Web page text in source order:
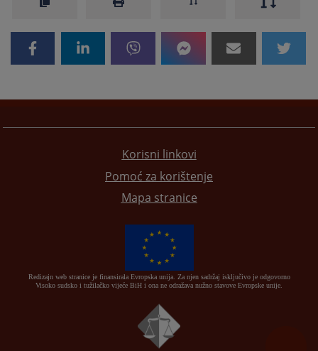
Korisni linkovi
Pomoć za korištenje
Mapa stranice
Redizajn web stranice je finansirala Evropska unija. Za njen sadržaj isključivo je odgovorno
Visoko sudsko i tužilačko vijeće BiH i ona ne odražava nužno stavove Evropske unije.